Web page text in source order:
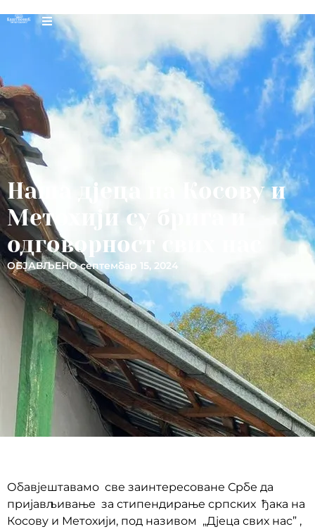
Наша дјеца на Косову и
Метохији су брига и
одговорност свих нас
ОБЈАВЉЕНО септембар 15, 2024
Обавјештавамо све заинтересоване Србе да
пријављивање за стипендирање српских ђака на
Косову и Метохији, под називом „Дјеца свих нас” ,